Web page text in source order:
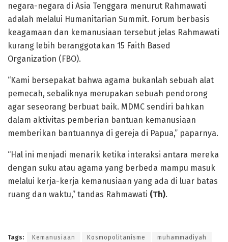
negara-negara di Asia Tenggara menurut Rahmawati
adalah melalui Humanitarian Summit. Forum berbasis
keagamaan dan kemanusiaan tersebut jelas Rahmawati
kurang lebih beranggotakan 15 Faith Based
Organization (FBO).
“Kami bersepakat bahwa agama bukanlah sebuah alat
pemecah, sebaliknya merupakan sebuah pendorong
agar seseorang berbuat baik. MDMC sendiri bahkan
dalam aktivitas pemberian bantuan kemanusiaan
memberikan bantuannya di gereja di Papua,” paparnya.
“Hal ini menjadi menarik ketika interaksi antara mereka
dengan suku atau agama yang berbeda mampu masuk
melalui kerja-kerja kemanusiaan yang ada di luar batas
ruang dan waktu,” tandas Rahmawati (Th).
Tags: Kemanusiaan Kosmopolitanisme muhammadiyah